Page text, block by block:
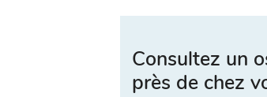
Consultez un
près de chez